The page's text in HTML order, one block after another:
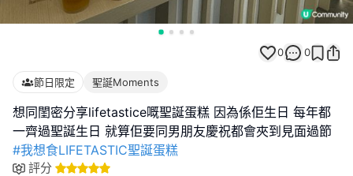
0 0
節日限定 聖誕Moments
想同閨密分享lifetastice嘅聖誕蛋糕 因為係佢生日 每年都
#我想食LIFETASTIC聖誕蛋糕
評分